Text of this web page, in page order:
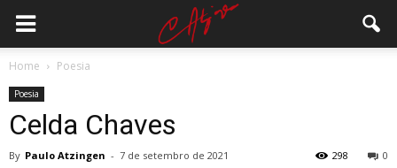
Home Poesia
Poesia
Celda Chaves
By Paulo Atzingen - 7 de setembro de 2021 0
298